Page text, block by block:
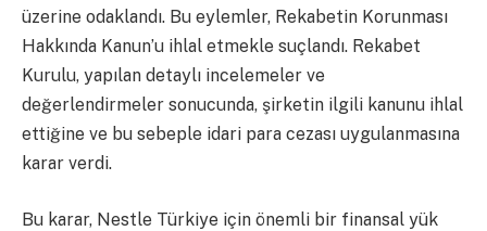
üzerine odaklandı. Bu eylemler, Rekabetin Korunması
Hakkında Kanun’u ihlal etmekle suçlandı. Rekabet
Kurulu, yapılan detaylı incelemeler ve
değerlendirmeler sonucunda, şirketin ilgili kanunu ihlal
ettiğine ve bu sebeple idari para cezası uygulanmasına
karar verdi.
Bu karar, Nestle Türkiye için önemli bir finansal yük